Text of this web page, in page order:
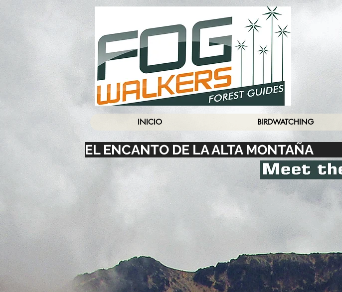
EL ENCANTO DE LA ALTA MONTAÑA
INICIO BIRDWATCHING